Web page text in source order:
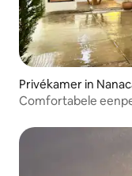
Privékamer in
Comfortabele